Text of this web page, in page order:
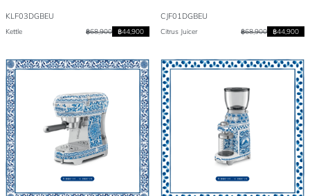
KLF03DGBEU
Kettle ฿68,900 ฿44,900
CJF01DGBEU
Citrus Juicer ฿68,900 ฿44,900